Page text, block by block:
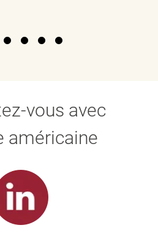
vous avec
américaine